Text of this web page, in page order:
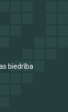
biedrība